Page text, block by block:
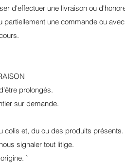
d'effectuer une livraison ou
partiellement une commande ou
prolongés.
sur demande.
colis et, du ou des produits présents.
signaler tout litige.
`